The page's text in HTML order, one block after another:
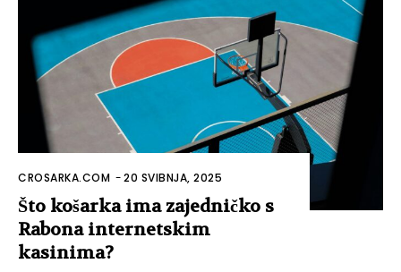
CROSARKA.COM -20 SVIBNJA, 2025
Što košarka ima zajedničko s
Rabona internetskim
kasinima?